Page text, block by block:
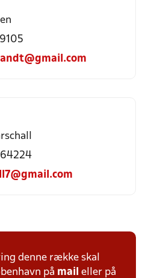
denne række skal
på mail eller på